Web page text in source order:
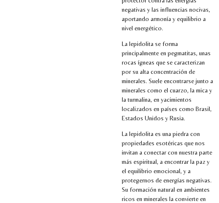
negativas y las influencias nocivas,
aportando armonía y equilibrio a
nivel energético.
La lepidolita se forma
principalmente en pegmatitas, unas
rocas ígneas que se caracterizan
por su alta concentración de
minerales. Suele encontrarse junto a
minerales como el cuarzo, la mica y
la turmalina, en yacimientos
localizados en países como Brasil,
Estados Unidos y Rusia.
La lepidolita es una piedra con
propiedades esotéricas que nos
invitan a conectar con nuestra parte
más espiritual, a encontrar la paz y
el equilibrio emocional, y a
protegernos de energías negativas.
Su formación natural en ambientes
ricos en minerales la convierte en